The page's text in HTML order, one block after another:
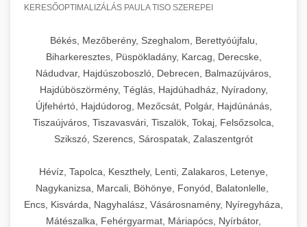
KERESŐOPTIMALIZÁLÁS PAULA TISO SZEREPEI
Békés, Mezőberény, Szeghalom, Berettyóújfalu,
Biharkeresztes, Püspökladány, Karcag, Derecske,
Nádudvar, Hajdúszoboszló, Debrecen, Balmazújváros,
Hajdúböszörmény, Téglás, Hajdúhadház, Nyíradony,
Újfehértó, Hajdúdorog, Mezőcsát, Polgár, Hajdúnánás,
Tiszaújváros, Tiszavasvári, Tiszalök, Tokaj, Felsőzsolca,
Szikszó, Szerencs, Sárospatak, Zalaszentgrót
Hévíz, Tapolca, Keszthely, Lenti, Zalakaros, Letenye,
Nagykanizsa, Marcali, Böhönye, Fonyód, Balatonlelle,
Encs, Kisvárda, Nagyhalász, Vásárosnamény, Nyíregyháza,
Mátészalka, Fehérgyarmat, Máriapócs, Nyírbátor,